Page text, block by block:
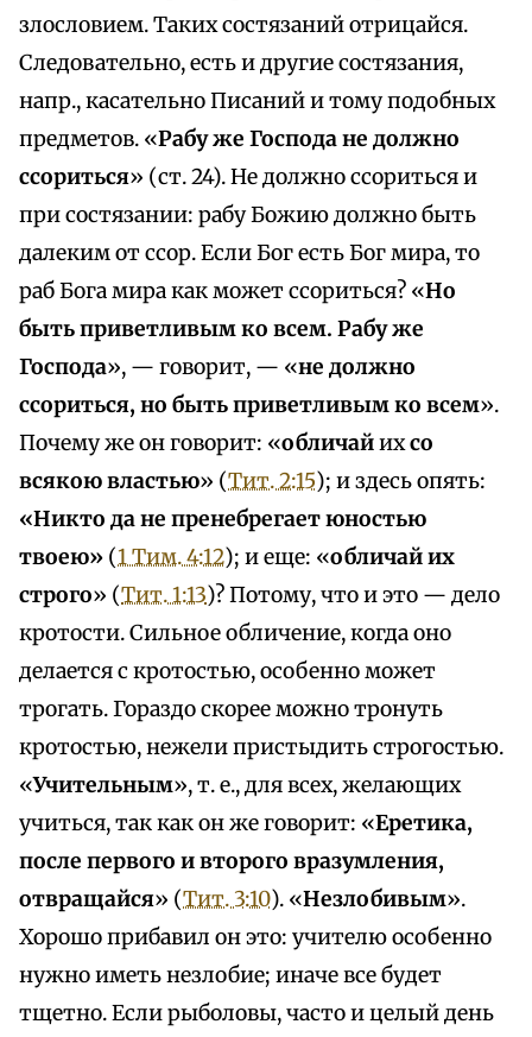
злословием. Таких состязаний отрицайся.
Следовательно, есть и другие состязания,
напр., касательно Писаний и тому подобных
предметов. «Рабу же Господа не должно
ссориться» (ст. 24). Не должно ссориться и
при состязании: рабу Божию должно быть
далеким от ссор. Если Бог есть Бог мира, то
раб Бога мира как может ссориться? «Но
быть приветливым ко всем. Рабу же
Господа», — говорит, — «не должно
ссориться, но быть приветливым ко всем».
Почему же он говорит: «обличайихсо
всякою властью» (Тит. 2:15); и здесь опять:
«Никто да не пренебрегает юностью
твоею» (1 Тим. 4:12); и еще: «обличай их
строго» (Тит. 1:13)? Потому, что и это — дело
кротости. Сильное обличение, когда оно
делается с кротостью, особенно может
трогать. Гораздо скорее можно тронуть
кротостью, нежели пристыдить строгостью.
«Учительным», т. е., для всех, желающих
учиться, так как он же говорит: «Еретика,
после первого и второго вразумления,
отвращайся» (Тит. 3:10). «Незлобивым».
Хорошо прибавил он это: учителю особенно
нужно иметь незлобие; иначе все будет
тщетно. Если рыболовы, часто и целый день